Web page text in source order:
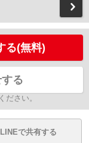
る(無料)
る
ださい。
LINEで共有する